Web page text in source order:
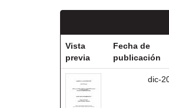
Vista
previa
Fecha de
publicación
dic-